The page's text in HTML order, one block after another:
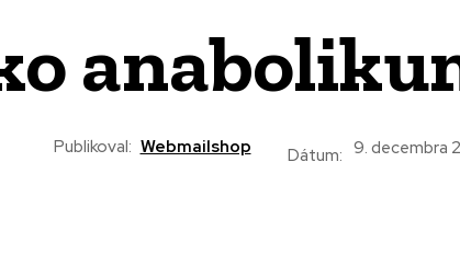
Publikoval: Webmailshop Dátum: 9. decembra